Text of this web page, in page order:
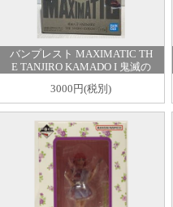
バンプレスト MAXIMATIC TH
E TANJIRO KAMADO I 鬼滅の
3000円(税別)